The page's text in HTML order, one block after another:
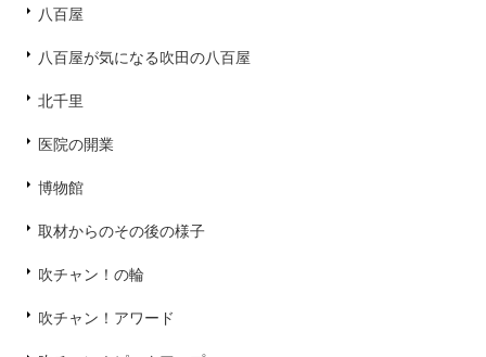
八百屋
八百屋が気になる吹田の八百屋
北千里
医院の開業
博物館
取材からのその後の様子
吹チャン！の輪
吹チャン！アワード